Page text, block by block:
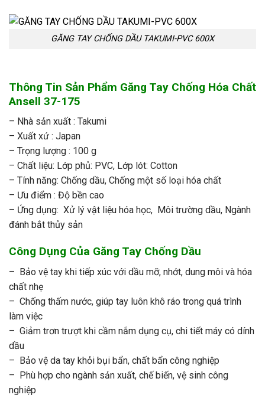
GĂNG TAY CHỐNG DẦU TAKUMI-PVC 600X
Thông Tin Sản Phẩm Găng Tay Chống Hóa Chất
Ansell 37-175
– Nhà sản xuất : Takumi
– Xuất xứ : Japan
– Trọng lượng : 100 g
– Chất liệu: Lớp phủ: PVC, Lớp lót: Cotton
– Tính năng: Chống dầu, Chống một số loại hóa chất
– Ưu điểm : Độ bền cao
– Ứng dụng: Xử lý vật liệu hóa học, Môi trường dầu, Ngành
đánh bắt thủy sản
Công Dụng Của Găng Tay Chống Dầu
– Bảo vệ tay khi tiếp xúc với dầu mỡ, nhớt, dung môi và hóa
chất nhẹ
– Chống thấm nước, giúp tay luôn khô ráo trong quá trình
làm việc
– Giảm trơn trượt khi cầm nắm dụng cụ, chi tiết máy có dính
dầu
– Bảo vệ da tay khỏi bụi bẩn, chất bẩn công nghiệp
– Phù hợp cho ngành sản xuất, chế biến, vệ sinh công
nghiệp